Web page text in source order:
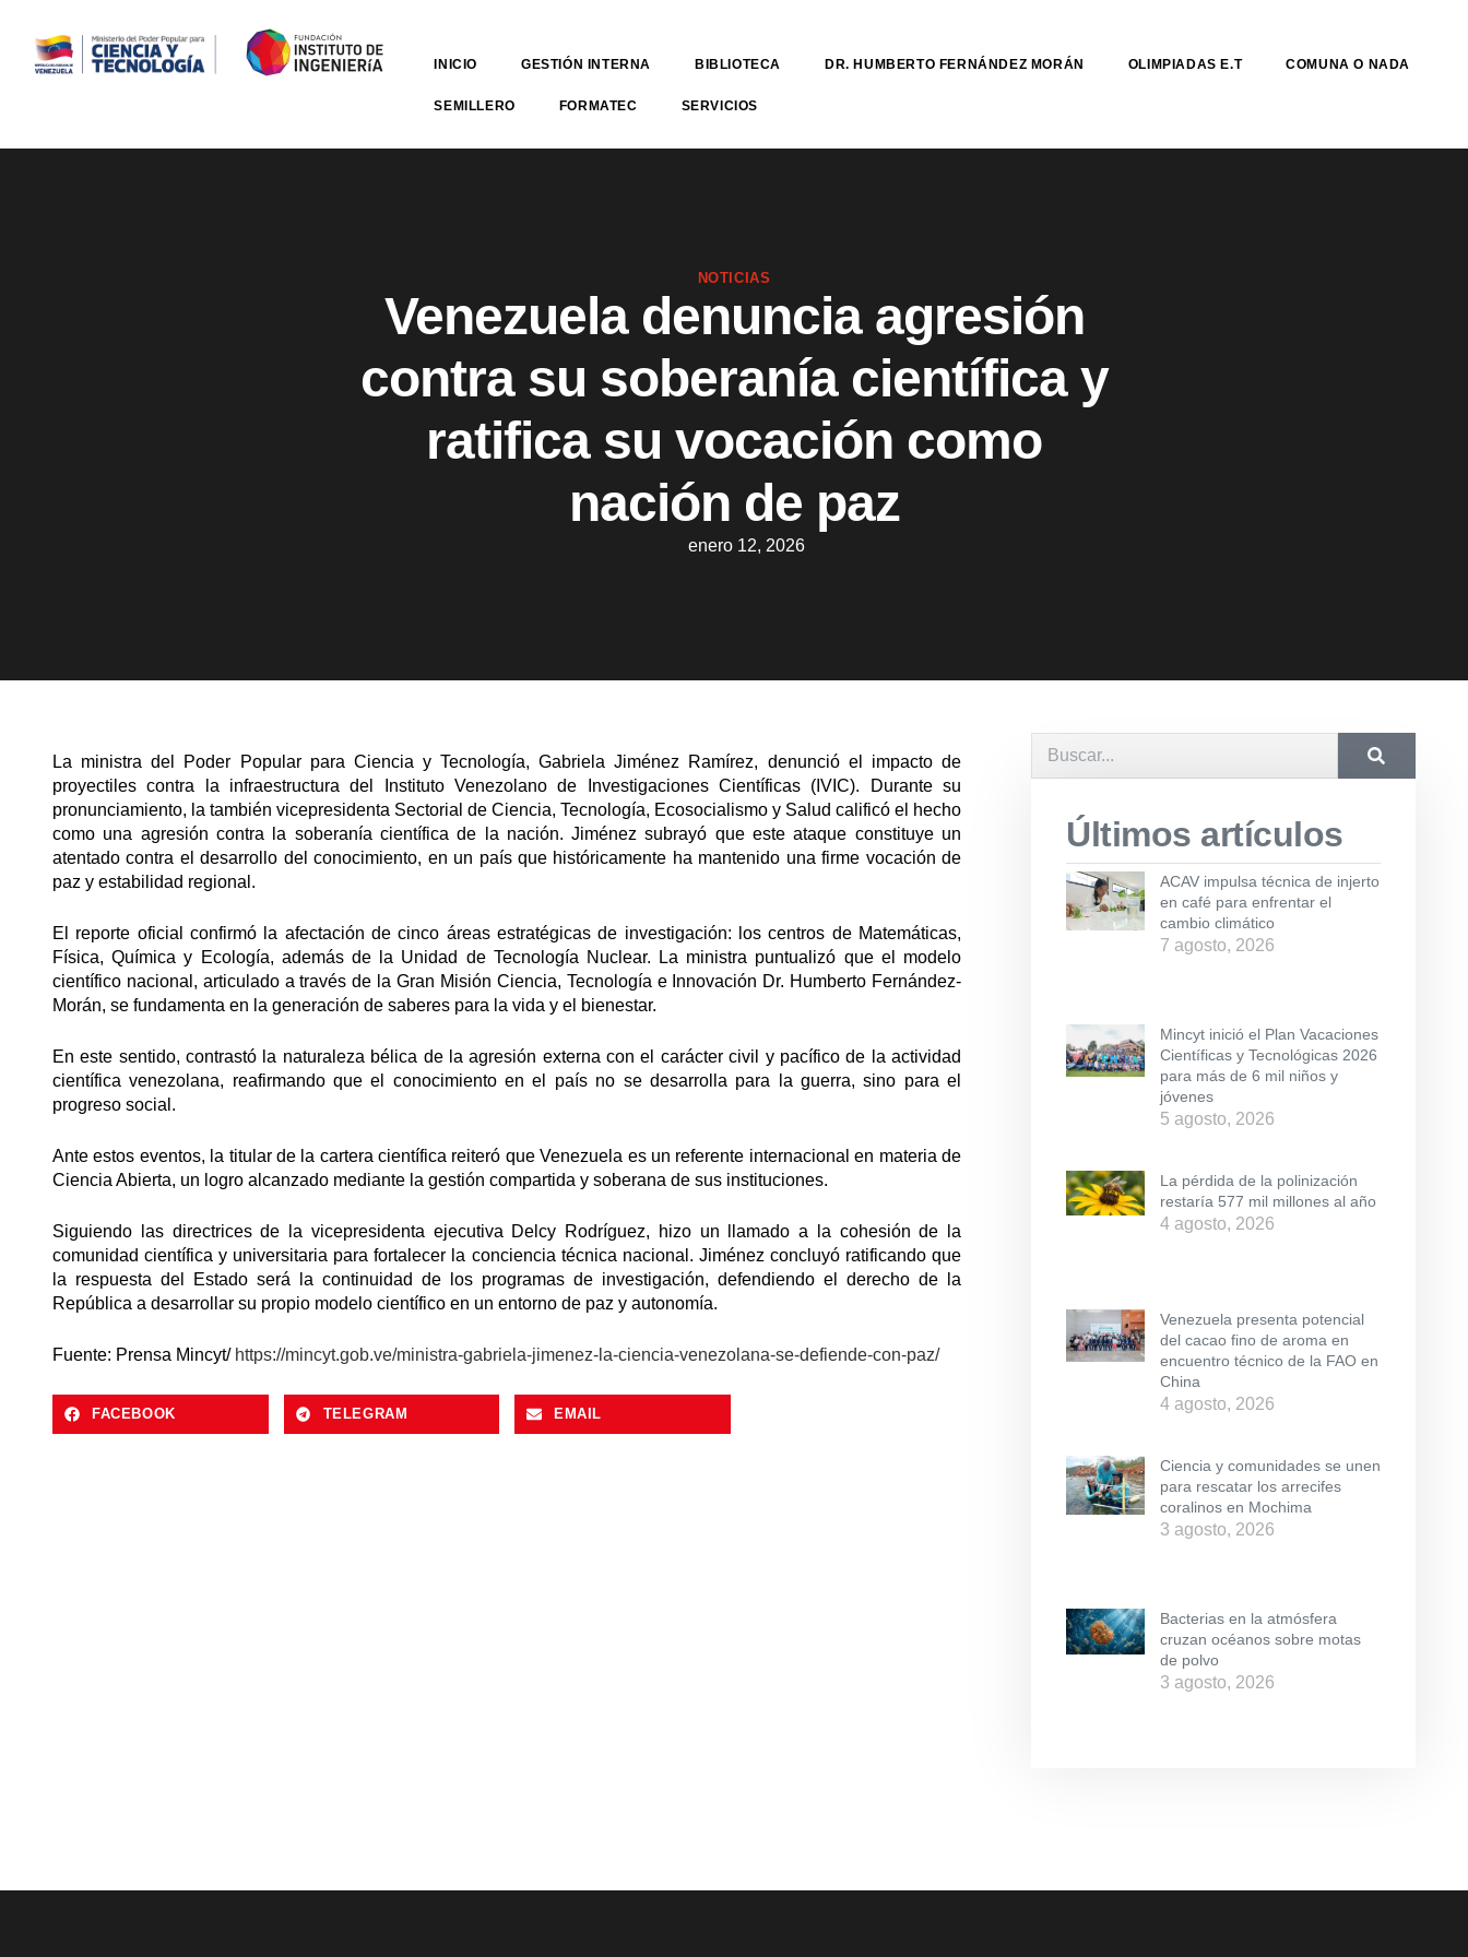
INICIO GESTIÓN INTERNA BIBLIOTECA DR. HUMBERTO FERNÁNDEZ MORÁN OLIMPIADAS E.T COMUNA O NADA
SEMILLERO FORMATEC SERVICIOS
NOTICIAS
Venezuela denuncia agresión
contra su soberanía científica y
ratifica su vocación como
nación de paz
enero 12, 2026
La ministra del Poder Popular para Ciencia y Tecnología, Gabriela Jiménez Ramírez, denunció el impacto de
proyectiles contra la infraestructura del Instituto Venezolano de Investigaciones Científicas (IVIC). Durante su
pronunciamiento, la también vicepresidenta Sectorial de Ciencia, Tecnología, Ecosocialismo y Salud calificó el hecho
como una agresión contra la soberanía científica de la nación. Jiménez subrayó que este ataque constituye un
atentado contra el desarrollo del conocimiento, en un país que históricamente ha mantenido una firme vocación de
paz y estabilidad regional.
El reporte oficial confirmó la afectación de cinco áreas estratégicas de investigación: los centros de Matemáticas,
Física, Química y Ecología, además de la Unidad de Tecnología Nuclear. La ministra puntualizó que el modelo
científico nacional, articulado a través de la Gran Misión Ciencia, Tecnología e Innovación Dr. Humberto Fernández-
Morán, se fundamenta en la generación de saberes para la vida y el bienestar.
En este sentido, contrastó la naturaleza bélica de la agresión externa con el carácter civil y pacífico de la actividad
científica venezolana, reafirmando que el conocimiento en el país no se desarrolla para la guerra, sino para el
progreso social.
Ante estos eventos, la titular de la cartera científica reiteró que Venezuela es un referente internacional en materia de
Ciencia Abierta, un logro alcanzado mediante la gestión compartida y soberana de sus instituciones.
Siguiendo las directrices de la vicepresidenta ejecutiva Delcy Rodríguez, hizo un llamado a la cohesión de la
comunidad científica y universitaria para fortalecer la conciencia técnica nacional. Jiménez concluyó ratificando que
la respuesta del Estado será la continuidad de los programas de investigación, defendiendo el derecho de la
República a desarrollar su propio modelo científico en un entorno de paz y autonomía.
Fuente: Prensa Mincyt/ https://mincyt.gob.ve/ministra-gabriela-jimenez-la-ciencia-venezolana-se-defiende-con-paz/
FACEBOOK TELEGRAM EMAIL
Últimos artículos
ACAV impulsa técnica de injerto
en café para enfrentar el
cambio climático
7 agosto, 2026
Mincyt inició el Plan Vacaciones
Científicas y Tecnológicas 2026
para más de 6 mil niños y
jóvenes
5 agosto, 2026
La pérdida de la polinización
restaría 577 mil millones al año
4 agosto, 2026
Venezuela presenta potencial
del cacao fino de aroma en
encuentro técnico de la FAO en
China
4 agosto, 2026
Ciencia y comunidades se unen
para rescatar los arrecifes
coralinos en Mochima
3 agosto, 2026
Bacterias en la atmósfera
cruzan océanos sobre motas
de polvo
3 agosto, 2026